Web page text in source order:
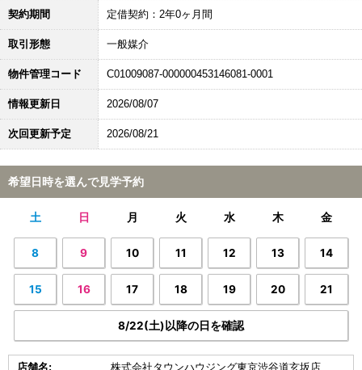
契約期間 定借契約：2年0ヶ月間
取引形態 一般媒介
物件管理コード C01009087-000000453146081-0001
情報更新日 2026/08/07
次回更新予定 2026/08/21
希望日時を選んで見学予約
土 日 月 火 水 木 金
8 9 10 11 12 13 14
15 16 17 18 19 20 21
8/22(土)以降の日を確認
店舗名: 株式会社タウンハウジング東京渋谷道玄坂店